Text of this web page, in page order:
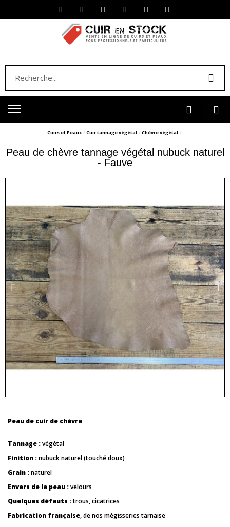
Cuirs et Peaux Cuir tannage végétal Chèvre végétal
Peau de chèvre tannage végétal nubuck naturel
- Fauve
Peau de cuir de chèvre
Tannage :végétal
Finition :nubuck naturel (touché doux)
Grain :naturel
Envers de la peau :velours
Quelques défauts :trous, cicatrices
Fabrication française, de nos mégisseries tarnaise